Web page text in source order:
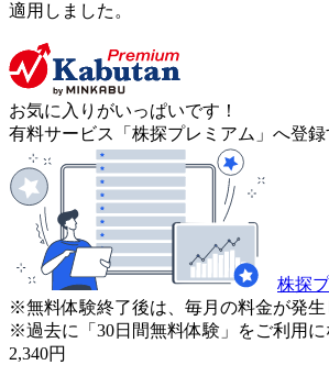
適用しました。
お気に入りがいっぱいです！
有料サービス「株探プレミアム」へ登
株探
※無料体験終了後は、毎月の料金が発生
※過去に「30日間無料体験」をご利用
2,340円